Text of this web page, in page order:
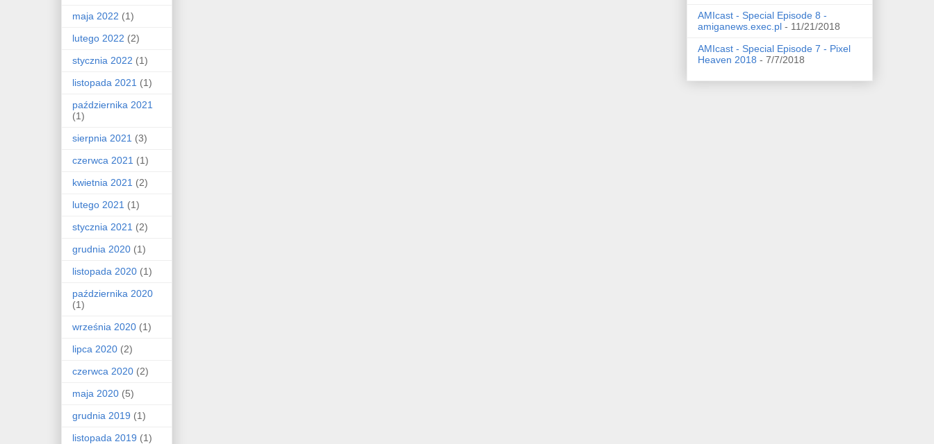
maja 2022 (1)
lutego 2022 (2)
stycznia 2022 (1)
listopada 2021 (1)
października 2021
(1)
sierpnia 2021 (3)
czerwca 2021 (1)
kwietnia 2021 (2)
lutego 2021 (1)
stycznia 2021 (2)
grudnia 2020 (1)
listopada 2020 (1)
października 2020
(1)
września 2020 (1)
lipca 2020 (2)
czerwca 2020 (2)
maja 2020 (5)
grudnia 2019 (1)
listopada 2019 (1)
AMIcast - Special Episode 8 -
amiganews.exec.pl - 11/21/2018
AMIcast - Special Episode 7 - Pixel
Heaven 2018 - 7/7/2018